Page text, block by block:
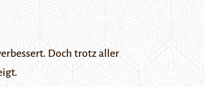
Doch trotz aller